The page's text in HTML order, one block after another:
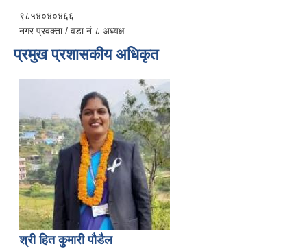
९८५४०४०४६६
नगर प्रवक्ता / वडा नं ८ अध्यक्ष
प्रमुख प्रशासकीय अधिकृत
श्री हित कुमारी पौडैल